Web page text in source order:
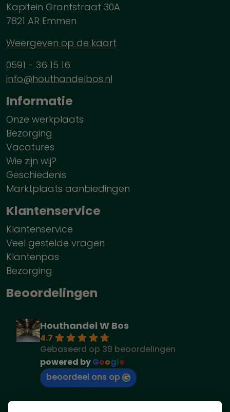
Kapitein Grantstraat 30A
7821 AR Emmen
Weergeven op de kaart
0591 - 36 15 16
info@houthandelbos.nl
Informatie
Onze werkplaats
Bezorging
Vacatures
Wie zijn wij?
Geschiedenis
Marktplaats aanbiedingen
Klantenservice
Klantenservice
Veel gestelde vragen
Klantenpas
Bezorging
Beoordelingen
Houthandel W Bos
4.7
Gebaseerd op 39 beoordelingen
powered byGoogle
beoordeel ons op